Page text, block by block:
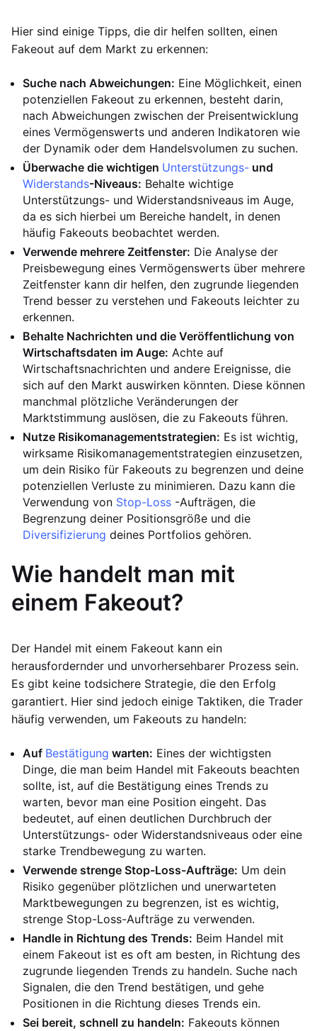
Hier sind einige Tipps, die dir helfen sollten, einen
Fakeout auf dem Markt zu erkennen:
Suche nach Abweichungen: Eine Möglichkeit, einen
potenziellen Fakeout zu erkennen, besteht darin,
nach Abweichungen zwischen der Preisentwicklung
eines Vermögenswerts und anderen Indikatoren wie
der Dynamik oder dem Handelsvolumen zu suchen.
Überwache die wichtigen Unterstützungs- und
Widerstands-Niveaus: Behalte wichtige
Unterstützungs- und Widerstandsniveaus im Auge,
da es sich hierbei um Bereiche handelt, in denen
häufig Fakeouts beobachtet werden.
Verwende mehrere Zeitfenster: Die Analyse der
Preisbewegung eines Vermögenswerts über mehrere
Zeitfenster kann dir helfen, den zugrunde liegenden
Trend besser zu verstehen und Fakeouts leichter zu
erkennen.
Behalte Nachrichten und die Veröffentlichung von
Wirtschaftsdaten im Auge: Achte auf
Wirtschaftsnachrichten und andere Ereignisse, die
sich auf den Markt auswirken könnten. Diese können
manchmal plötzliche Veränderungen der
Marktstimmung auslösen, die zu Fakeouts führen.
Nutze Risikomanagementstrategien: Es ist wichtig,
wirksame Risikomanagementstrategien einzusetzen,
um dein Risiko für Fakeouts zu begrenzen und deine
potenziellen Verluste zu minimieren. Dazu kann die
Verwendung von Stop-Loss -Aufträgen, die
Begrenzung deiner Positionsgröße und die
Diversifizierung deines Portfolios gehören.
Wie handelt man mit
einem Fakeout?
Der Handel mit einem Fakeout kann ein
herausfordernder und unvorhersehbarer Prozess sein.
Es gibt keine todsichere Strategie, die den Erfolg
garantiert. Hier sind jedoch einige Taktiken, die Trader
häufig verwenden, um Fakeouts zu handeln:
Auf Bestätigung warten: Eines der wichtigsten
Dinge, die man beim Handel mit Fakeouts beachten
sollte, ist, auf die Bestätigung eines Trends zu
warten, bevor man eine Position eingeht. Das
bedeutet, auf einen deutlichen Durchbruch der
Unterstützungs- oder Widerstandsniveaus oder eine
starke Trendbewegung zu warten.
Verwende strenge Stop-Loss-Aufträge: Um dein
Risiko gegenüber plötzlichen und unerwarteten
Marktbewegungen zu begrenzen, ist es wichtig,
strenge Stop-Loss-Aufträge zu verwenden.
Handle in Richtung des Trends: Beim Handel mit
einem Fakeout ist es oft am besten, in Richtung des
zugrunde liegenden Trends zu handeln. Suche nach
Signalen, die den Trend bestätigen, und gehe
Positionen in die Richtung dieses Trends ein.
Sei bereit, schnell zu handeln: Fakeouts können